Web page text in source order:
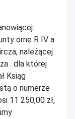
orne R IV a
należącej
. dla której
Ksiąg
o numerze
11 250,00 zł,